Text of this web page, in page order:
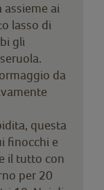
ai
lasso di
gli
da
questa
finocchi e
il tutto con
per 20